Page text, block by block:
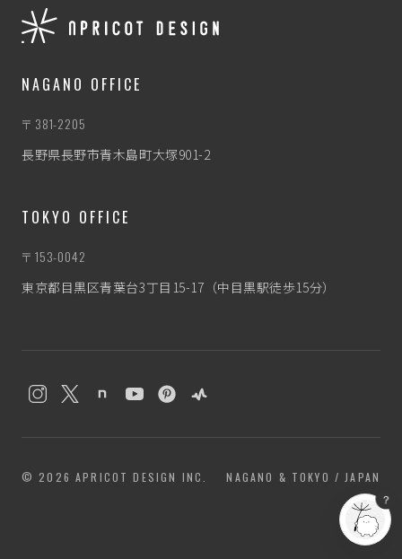
NAGANO OFFICE
〒381-2205
長野県長野市青木島町大塚901-2
TOKYO OFFICE
〒153-0042
東京都目黒区青葉台3丁目15-17（中目黒駅徒歩15分）
© 2026 APRICOT DESIGN INC. NAGANO & TOKYO / JAPAN
？